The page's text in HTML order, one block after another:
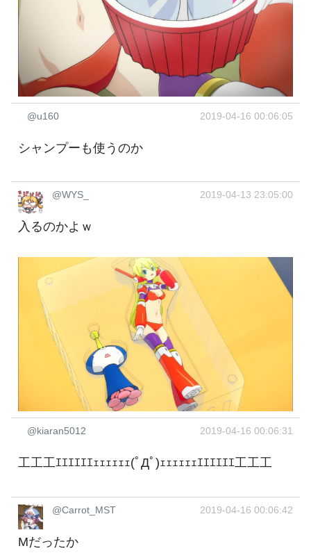
@u160 2019-04-16 00:06:05
シャンプーも使うのか
@WYS_ 2019-04-13 23:05:00
入るのかよｗ
@kiaran5012 2019-04-16 00:06:31
工工工ｴｴｴｴｴｴｪｪｪｪｪｪ(ﾟДﾟ)ｪｪｪｪｪｪｴｴｴｴｴｴ工工工
@Carrot_MST 2019-04-16 00:06:42
Mだったか